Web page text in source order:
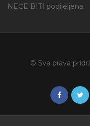
NEĆE BITI podijeljena.
© Sva prava